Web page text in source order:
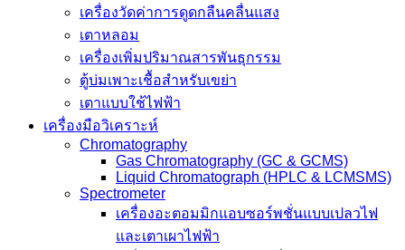
เครื่องวัดค่าการดูดกลืนคลื่นแสง
เตาหลอม
เครื่องเพิ่มปริมาณสารพันธุกรรม
ตู้บ่มเพาะเชื้อสำหรับเขย่า
เตาแบบใช้ไฟฟ้า
เครื่องมือวิเคราะห์
Chromatography
Gas Chromatography (GC & GCMS)
Liquid Chromatograph (HPLC & LCMSMS)
Spectrometer
เครื่องอะตอมมิกแอบซอร์พชั่นแบบเปลวไฟ
และเตาเผาไฟฟ้า